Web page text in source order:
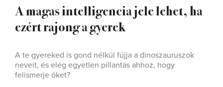
A magas intelligencia jele lehet, ha
ezért rajong a gyerek
A te gyereked is gond nélkül fújja a dinoszauruszok
neveit, és elég egyetlen pillantás ahhoz, hogy
felismerje őket?